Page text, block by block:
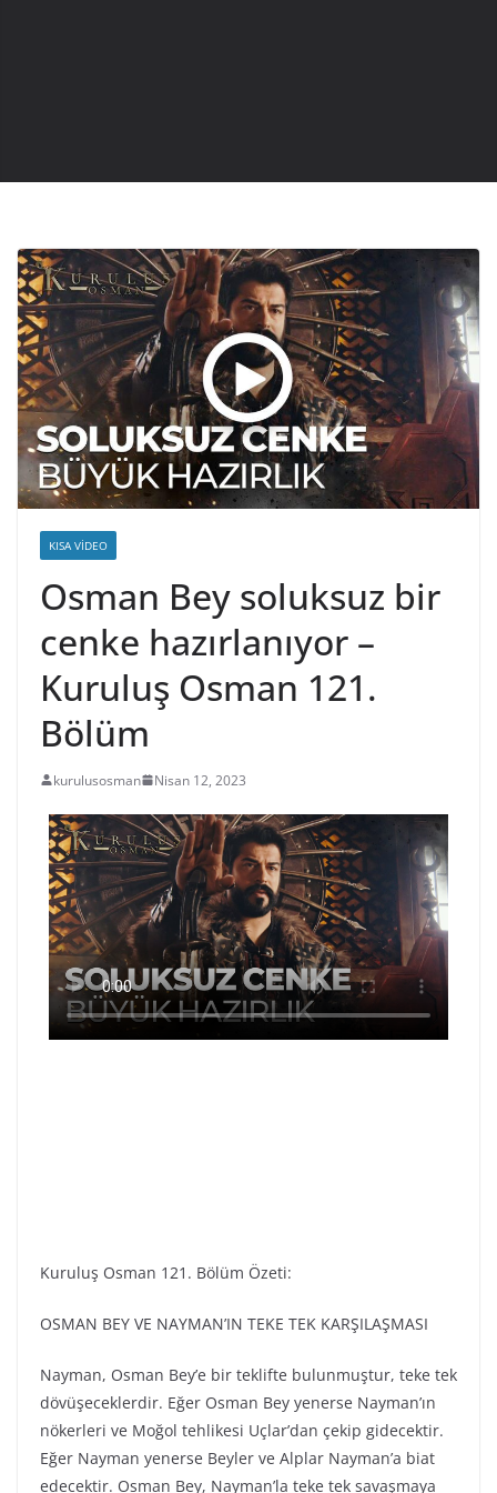
KISA VIDEO
Osman Bey soluksuz bir
cenke hazırlanıyor –
Kuruluş Osman 121.
Bölüm
kurulusosman Nisan 12, 2023
Kuruluş Osman 121. Bölüm Özeti:
OSMAN BEY VE NAYMAN’IN TEKE TEK KARŞILAŞMASI
Nayman, Osman Bey’e bir teklifte bulunmuştur, teke tek
dövüşeceklerdir. Eğer Osman Bey yenerse Nayman’ın
nökerleri ve Moğol tehlikesi Uçlar’dan çekip gidecektir.
Eğer Nayman yenerse Beyler ve Alplar Nayman’a biat
edecektir. Osman Bey, Nayman’la teke tek savaşmaya